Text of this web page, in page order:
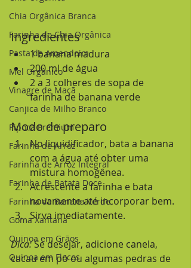
Chia Orgânica Branca
Farinha de Chia Orgânica
Pasta de Amendoim
Mel Orgânico
Vinagre de Maçã
Canjica de Milho Branco
Pipoca Premium
Farinha de Arroz
Farinha de Arroz Integral
Farinha de Batata Doce
Farinha de Banana Verde
Goma Xantana
Quinoa em Grãos
Quinoa em Flocos
Ingredientes
1 banana madura
200 ml de água
2 a 3 colheres de sopa de
farinha de banana verde
Modo de preparo
No liquidificador, bata a banana
com a água até obter uma
mistura homogênea.
Acrescente a farinha e bata
novamente até incorporar bem.
Sirva imediatamente.
Dica: Se desejar, adicione canela,
cacau em pó ou algumas pedras de